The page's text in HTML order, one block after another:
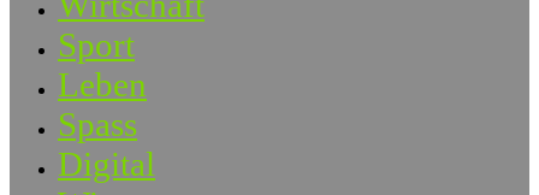
Sport
Leben
Spass
Digital